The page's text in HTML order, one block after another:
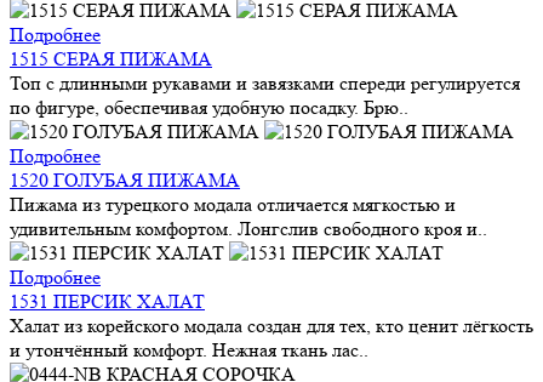
Подробнее
1515 СЕРАЯ ПИЖАМА
Топ с длинными рукавами и завязками спереди регулируется
по фигуре, обеспечивая удобную посадку. Брю..
Подробнее
1520 ГОЛУБАЯ ПИЖАМА
Пижама из турецкого модала отличается мягкостью и
удивительным комфортом. Лонгслив свободного кроя и..
Подробнее
1531 ПЕРСИК ХАЛАТ
Халат из корейского модала создан для тех, кто ценит лёгкость
и утончённый комфорт. Нежная ткань лас..